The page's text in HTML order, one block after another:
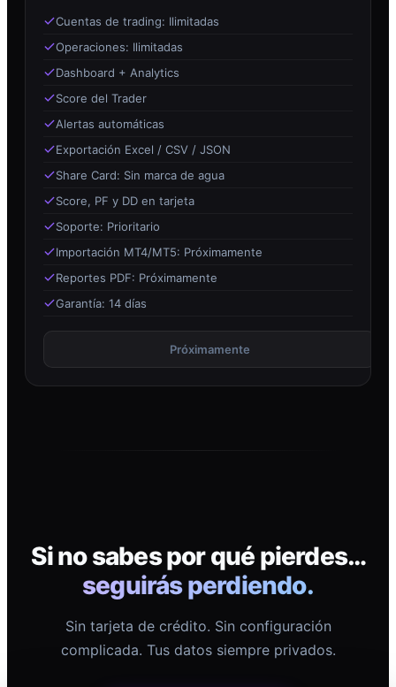
Cuentas de trading: Ilimitadas
Operaciones: Ilimitadas
Dashboard + Analytics
Score del Trader
Alertas automáticas
Exportación Excel / CSV / JSON
Share Card: Sin marca de agua
Score, PF y DD en tarjeta
Soporte: Prioritario
Importación MT4/MT5: Próximamente
Reportes PDF: Próximamente
Garantía: 14 días
Próximamente
Si no sabes por qué pierdes…
seguirás perdiendo.
Sin tarjeta de crédito. Sin configuración
complicada. Tus datos siempre privados.